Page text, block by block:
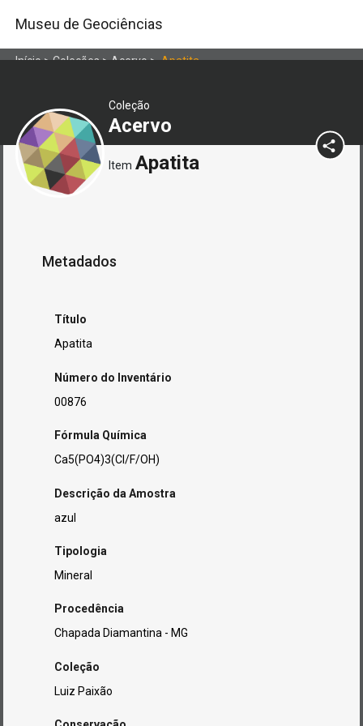
Museu de Geociências
Início>Coleções>Acervo>Apatita
Coleção
Acervo
Item Apatita
Metadados
Título
Apatita
Número do Inventário
00876
Fórmula Química
Ca5(PO4)3(Cl/F/OH)
Descrição da Amostra
azul
Tipologia
Mineral
Procedência
Chapada Diamantina - MG
Coleção
Luiz Paixão